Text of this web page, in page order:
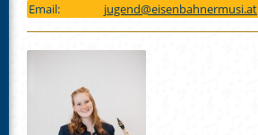
Email:
jugend@eisenbahnermusi.at